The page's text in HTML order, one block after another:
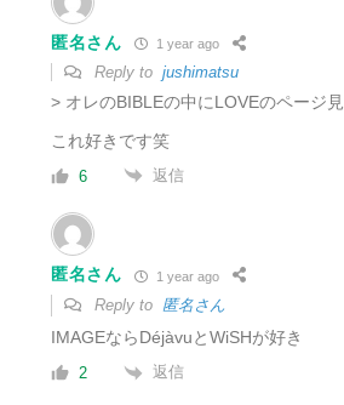
匿名さん 1 year ago
Reply to jushimatsu
> オレのBIBLEの中にLOVEのページ
これ好きです笑
6 返信
匿名さん 1 year ago
Reply to 匿名さん
IMAGEならDéjàvuとWiSHが好き
2 返信